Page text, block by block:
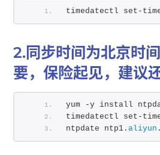
timedatectl set-
2.同步时间为北京时
要，保险起见，建议
yum -y install
timedatectl set-
ntpdate ntp1.aliyun